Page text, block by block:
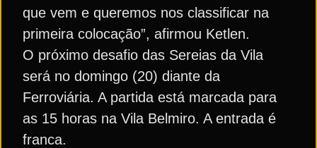
que vem e queremos nos classificar na
primeira colocação”, afirmou Ketlen.
O próximo desafio das Sereias da Vila
será no domingo (20) diante da
Ferroviária. A partida está marcada para
as 15 horas na Vila Belmiro. A entrada é
franca.